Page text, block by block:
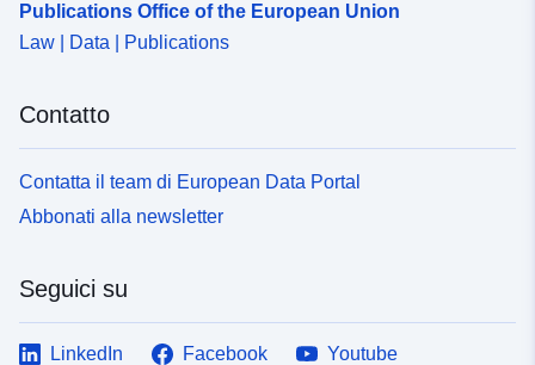
Publications Office of the European Union
Law | Data | Publications
Contatto
Contatta il team di European Data Portal
Abbonati alla newsletter
Seguici su
LinkedIn Facebook
Youtube